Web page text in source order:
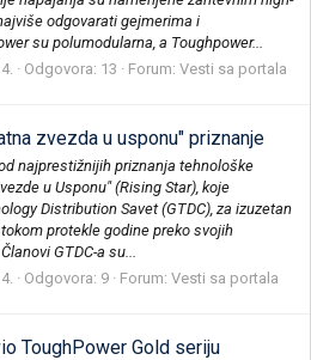
odgovarati gejmerima i
su polumodularna, a Toughpower...
Odgovora: 13 Forum: Vesti sa portala
zvezda u usponu" priznanje
najprestižnijih priznanja tehnološke
u Usponu" (Rising Star), koje
Distribution Savet (GTDC), za izuzetan
protekle godine preko svojih
GTDC-a su...
Odgovora: 9 Forum: Vesti sa portala
ToughPower Gold seriju